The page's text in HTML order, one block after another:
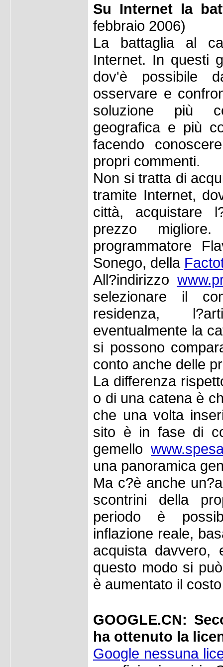
Su Internet la
febbraio 2006)
La battaglia al
Internet. In questi
dov'è possibile
osservare e
soluzione più
geografica e più
facendo
propri commenti.
Non si tratta di
tramite Internet,
città, acquistare
prezzo
programmatore
Sonego, della
All?indirizzo
selezionare il
residenza,
eventualmente la
si possono
conto anche delle
La differenza
o di una catena è
che una volta
sito è in fase di
gemello
una panoramica
Ma c?è anche
scontrini della
periodo è
inflazione reale,
acquista
questo modo si
è aumentato il
GOOGLE.CN:
ha ottenuto la
Google nessuna